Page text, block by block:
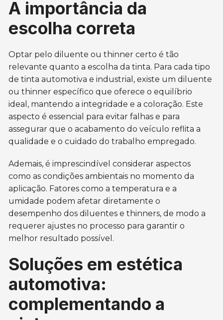
A importância da
escolha correta
Optar pelo diluente ou thinner certo é tão
relevante quanto a escolha da tinta. Para cada tipo
de tinta automotiva e industrial, existe um diluente
ou thinner específico que oferece o equilíbrio
ideal, mantendo a integridade e a coloração. Este
aspecto é essencial para evitar falhas e para
assegurar que o acabamento do veículo reflita a
qualidade e o cuidado do trabalho empregado.
Ademais, é imprescindível considerar aspectos
como as condições ambientais no momento da
aplicação. Fatores como a temperatura e a
umidade podem afetar diretamente o
desempenho dos diluentes e thinners, de modo a
requerer ajustes no processo para garantir o
melhor resultado possível.
Soluções em estética
automotiva:
complementando a